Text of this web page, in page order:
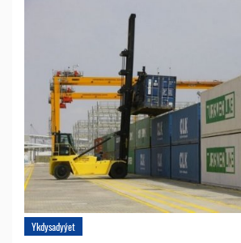
Ykdysadyýet